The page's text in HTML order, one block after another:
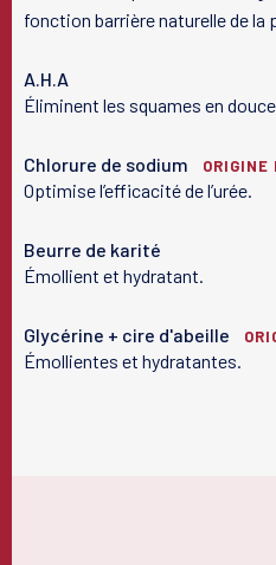
Le
fonction barrière naturelle de la
A.H.A
Éliminent les squames en
Chlorure de sodium
Optimise l’efficacité de l’urée.
Beurre de karité
Émollient et hydratant.
Glycérine + cire d'abeille
Émollientes et hydratantes.